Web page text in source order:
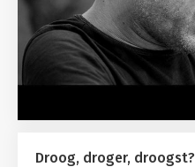
Droog, droger, droogst?